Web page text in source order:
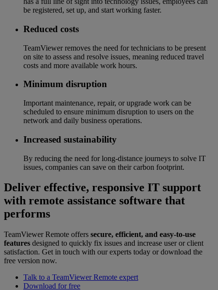
be registered, set up, and start working faster.
Reduced costs
TeamViewer removes the need for technicians to be present
on site to assess and resolve issues, meaning reduced travel
costs and more available work hours.
Minimum disruption
Important maintenance, repair, or upgrade work can be
scheduled to ensure minimum disruption to users on the
network and daily business operations.
Increased sustainability
By reducing the need for long-distance journeys to solve IT
issues, companies can save on their carbon footprint.
Deliver effective, responsive IT support
with remote assistance software that
performs
TeamViewer Remote offers secure, efficient, and easy-to-use
features designed to quickly fix issues and increase user or client
satisfaction. Get in touch with our experts today or download the
free version now.
Talk to a TeamViewer Remote expert
Download for free